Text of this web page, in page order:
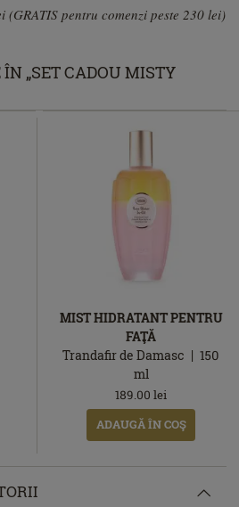
(GRATIS pentru comenzi peste 230 lei)
„SET CADOU MISTY
MIST HIDRATANT PENTRU
FAŢĂ
Trandafir de Damasc
150
ml
189.00 lei
ADAUGĂ ÎN COŞ